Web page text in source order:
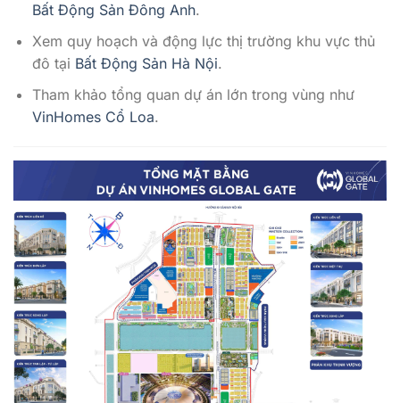
Bất Động Sản Đông Anh.
Xem quy hoạch và động lực thị trường khu vực thủ
đô tại Bất Động Sản Hà Nội.
Tham khảo tổng quan dự án lớn trong vùng như
VinHomes Cổ Loa.